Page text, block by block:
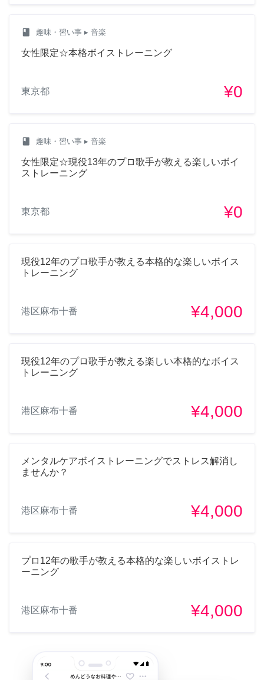
class 趣味・習い事 ▸ 音楽
女性限定☆本格ボイストレーニング
東京都 ¥0
class 趣味・習い事 ▸ 音楽
女性限定☆現役13年のプロ歌手が教える楽しいボイ
ストレーニング
東京都 ¥0
現役12年のプロ歌手が教える本格的な楽しいボイス
トレーニング
港区麻布十番 ¥4,000
現役12年のプロ歌手が教える楽しい本格的なボイス
トレーニング
港区麻布十番 ¥4,000
メンタルケアボイストレーニングでストレス解消し
ませんか？
港区麻布十番 ¥4,000
プロ12年の歌手が教える本格的な楽しいボイストレ
ーニング
港区麻布十番 ¥4,000